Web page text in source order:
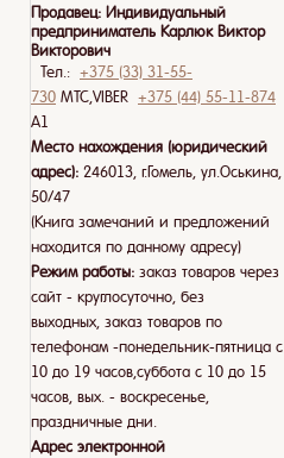
Продавец: Индивидуальный
предприниматель Карлюк Виктор
Викторович
Тел.: +375 (33) 31-55-
730 МТС,VIBER +375 (44) 55-11-874
A1
Место нахождения (юридический
адрес): 246013, г.Гомель, ул.Оськина,
50/47
(Книга замечаний и предложений
находится по данному адресу)
Режим работы: заказ товаров через
сайт - круглосуточно, без
выходных, заказ товаров по
телефонам -понедельник-пятница с
10 до 19 часов,суббота с 10 до 15
часов, вых. - воскресенье,
праздничные дни.
Адрес электронной